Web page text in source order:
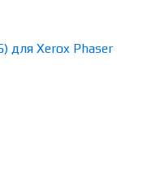
для Xerox Phaser